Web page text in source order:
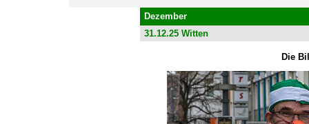
Dezember
31.12.25 Witten
Die